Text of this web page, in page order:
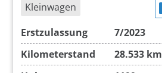
Kleinwagen
Erstzulassung
7/2023
Kilometerstand
28.533 km